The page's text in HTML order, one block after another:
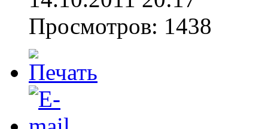
Просмотров: 1438